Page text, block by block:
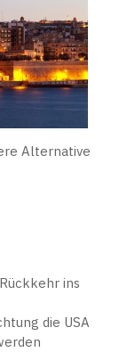
Alternative
ins
die USA